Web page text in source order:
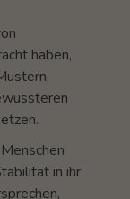
haben,
in ihr